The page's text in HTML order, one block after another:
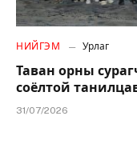
НИЙГЭМ Урлаг
Таван орны
соёлтой
31/07/2026